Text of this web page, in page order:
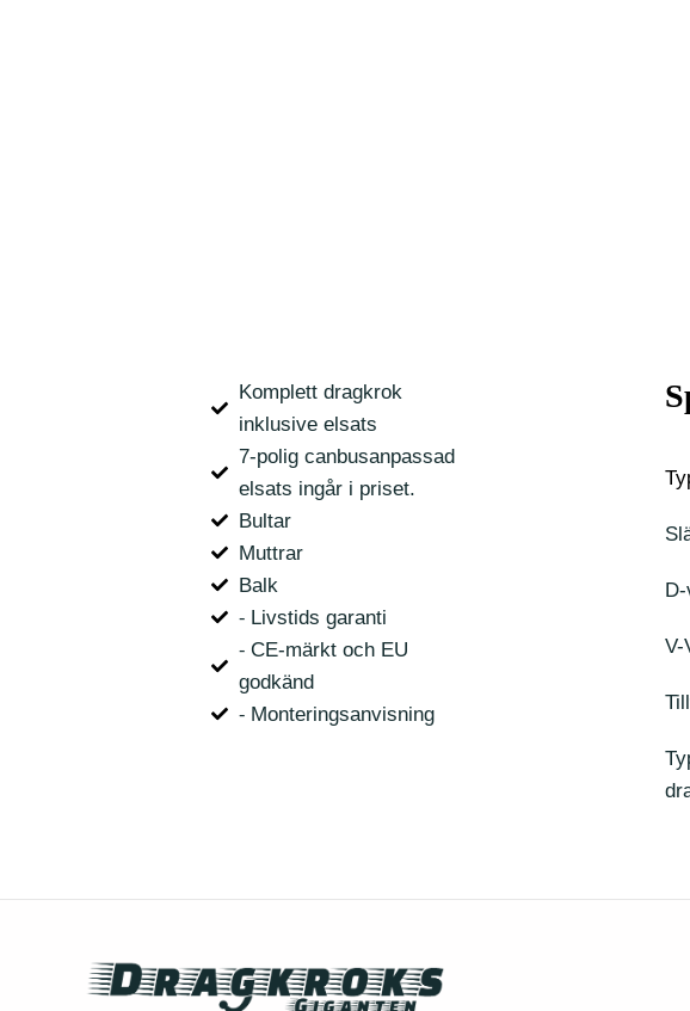
Komplett dragkrok
inklusive elsats
7-polig canbusanpassad
elsats ingår i priset.
Bultar
Muttrar
Balk
⁃ Livstids garanti
⁃ CE-märkt och EU
godkänd
⁃ Monteringsanvisning
V-